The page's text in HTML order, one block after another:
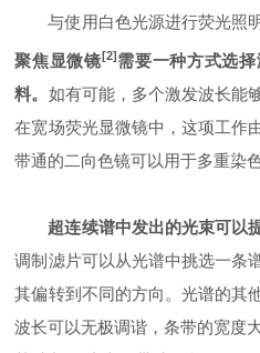
与使用白色光源进行荧光照
聚焦显微镜[2]需要一种方式选
料。 如有可能，多个激发波长能
在宽场荧光显微镜中，这项工作
带通的二向色镜可以用于多重染色
超连续谱中发出的光束可以
调制滤片可以从光谱中挑选一条
其偏转到不同的方向。光谱的其
波长可以无极调谐，条带的宽度